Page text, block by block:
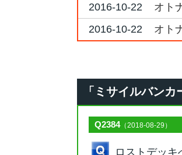
2016-10-22
オト
2016-10-22
オト
「ミサイルバン
Q2384（2018-08-29）
ロストデッキ